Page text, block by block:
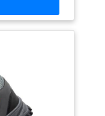
surface et de
que soient la